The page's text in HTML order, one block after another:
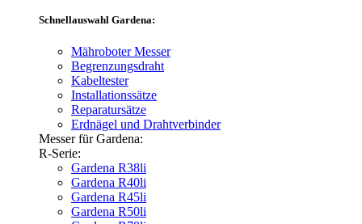
Schnellauswahl Gardena:
Mähroboter Messer
Begrenzungsdraht
Kabeltester
Installationssätze
Reparatursätze
Erdnägel und Drahtverbinder
Messer für Gardena:
R-Serie:
Gardena R38li
Gardena R40li
Gardena R45li
Gardena R50li